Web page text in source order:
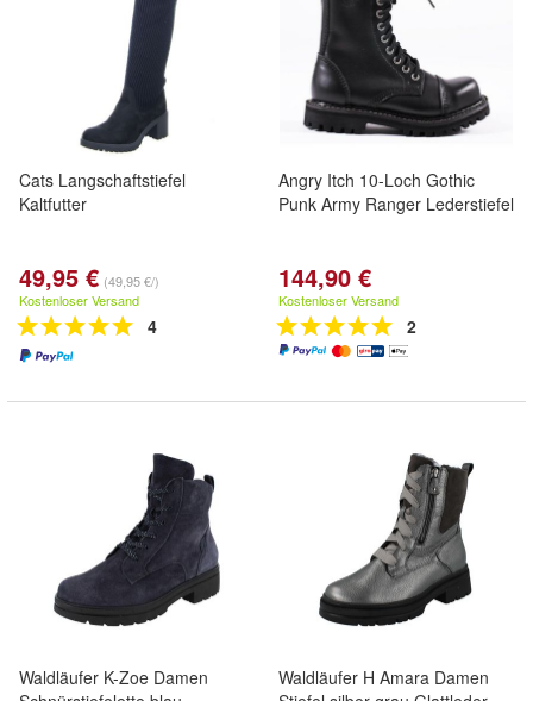
Cats Langschaftstiefel
Kaltfutter
49,95 € (49,95 €/)
Kostenloser Versand
4
Angry Itch 10-Loch Gothic
Punk Army Ranger Lederstiefel
144,90 €
Kostenloser Versand
2
Waldläufer K-Zoe Damen
Waldläufer H Amara Damen